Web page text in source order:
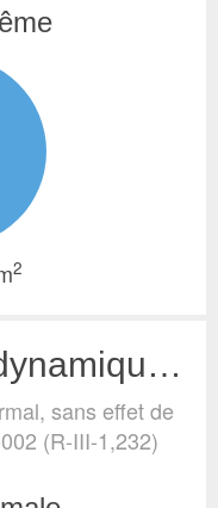
2
Calcul pressions dynamiques de base (vent)
sans effet de
(R-III-1,232)